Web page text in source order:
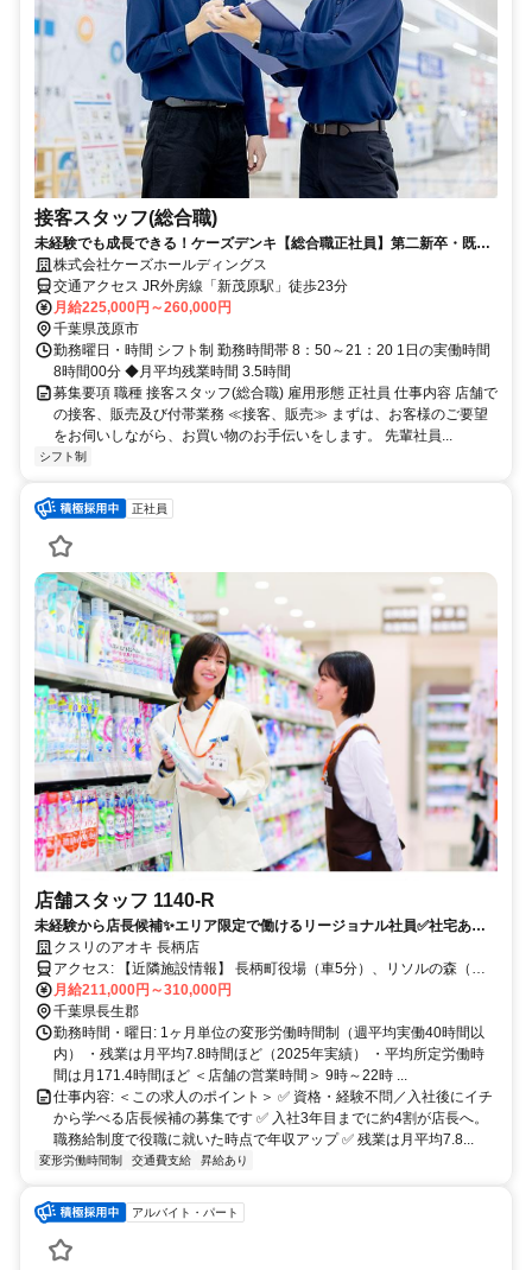
接客スタッフ(総合職)
未経験でも成長できる！ケーズデンキ【総合職正社員】第二新卒・既卒
者を積極採用中！
株式会社ケーズホールディングス
交通アクセス JR外房線「新茂原駅」徒歩23分
月給225,000円～260,000円
千葉県茂原市
勤務曜日・時間 シフト制 勤務時間帯 8：50～21：20 1日の実働時間
8時間00分 ◆月平均残業時間 3.5時間
募集要項 職種 接客スタッフ(総合職) 雇用形態 正社員 仕事内容 店舗で
の接客、販売及び付帯業務 ≪接客、販売≫ まずは、お客様のご要望
をお伺いしながら、お買い物のお手伝いをします。 先輩社員...
シフト制
正社員
店舗スタッフ 1140-R
未経験から店長候補✨エリア限定で働けるリージョナル社員✅社宅あり
｜残業月7.8h
クスリのアオキ 長柄店
アクセス: 【近隣施設情報】 長柄町役場（車5分）、リソルの森（車5
分）、道の駅ながら（車3分）
月給211,000円～310,000円
千葉県長生郡
勤務時間・曜日: 1ヶ月単位の変形労働時間制（週平均実働40時間以
内） ・残業は月平均7.8時間ほど（2025年実績） ・平均所定労働時
間は月171.4時間ほど ＜店舗の営業時間＞ 9時～22時 ...
仕事内容: ＜この求人のポイント＞ ✅ 資格・経験不問／入社後にイチ
から学べる店長候補の募集です ✅ 入社3年目までに約4割が店長へ。
職務給制度で役職に就いた時点で年収アップ ✅ 残業は月平均7.8...
変形労働時間制 交通費支給 昇給あり
アルバイト・パート